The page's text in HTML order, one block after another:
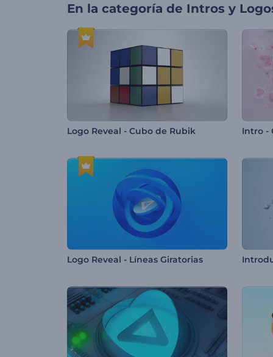
En la categoría de Intros y
Logo Reveal - Cubo de Rubik
Logo Reveal - Líneas Giratorias